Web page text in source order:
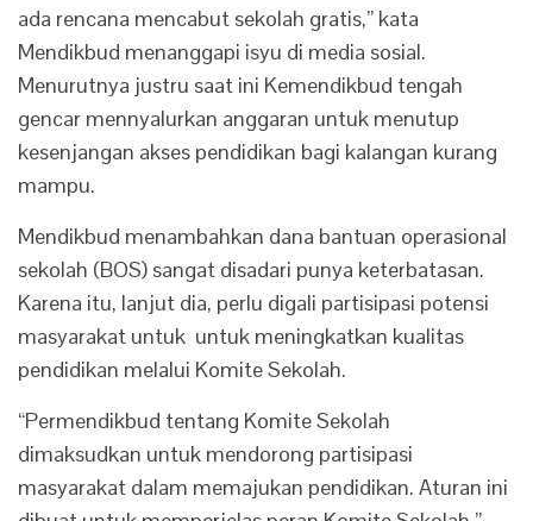
ada rencana mencabut sekolah gratis,” kata
Mendikbud menanggapi isyu di media sosial.
Menurutnya justru saat ini Kemendikbud tengah
gencar mennyalurkan anggaran untuk menutup
kesenjangan akses pendidikan bagi kalangan kurang
mampu.
Mendikbud menambahkan dana bantuan operasional
sekolah (BOS) sangat disadari punya keterbatasan.
Karena itu, lanjut dia, perlu digali partisipasi potensi
masyarakat untuk untuk meningkatkan kualitas
pendidikan melalui Komite Sekolah.
“Permendikbud tentang Komite Sekolah
dimaksudkan untuk mendorong partisipasi
masyarakat dalam memajukan pendidikan. Aturan ini